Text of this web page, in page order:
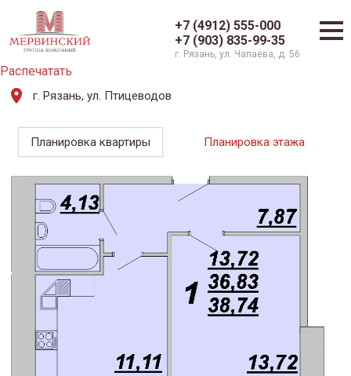
+7 (4912) 555-000
+7 (903) 835-99-35
г. Рязань, ул. Чапаева, д. 56
Распечатать
г. Рязань, ул. Птицеводов
Планировка квартиры Планировка этажа